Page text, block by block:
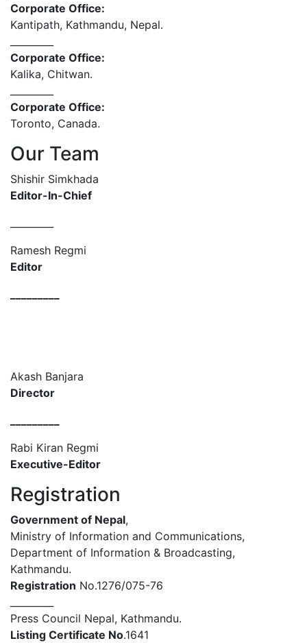
Corporate Office:
Kantipath, Kathmandu, Nepal.
Corporate Office:
Kalika, Chitwan.
Corporate Office:
Toronto, Canada.
Our Team
Shishir Simkhada
Editor-In-Chief
Ramesh Regmi
Editor
Akash Banjara
Director
Rabi Kiran Regmi
Executive-Editor
Registration
Government of Nepal,
Ministry of Information and Communications,
Department of Information & Broadcasting,
Kathmandu.
Registration No.1276/075-76
Press Council Nepal, Kathmandu.
Listing Certificate No.1641